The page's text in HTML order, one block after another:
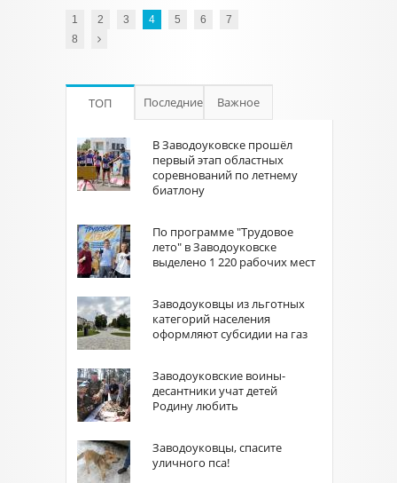
1 2 3 4 5 6
7
8
ТОП Последние Важное
В Заводоуковске прошёл
первый этап областных
соревнований по летнему
биатлону
По программе "Трудовое
лето" в Заводоуковске
выделено 1 220 рабочих мест
Заводоуковцы из льготных
категорий населения
оформляют субсидии на газ
Заводоуковские воины-
десантники учат детей
Родину любить
Заводоуковцы, спасите
уличного пса!